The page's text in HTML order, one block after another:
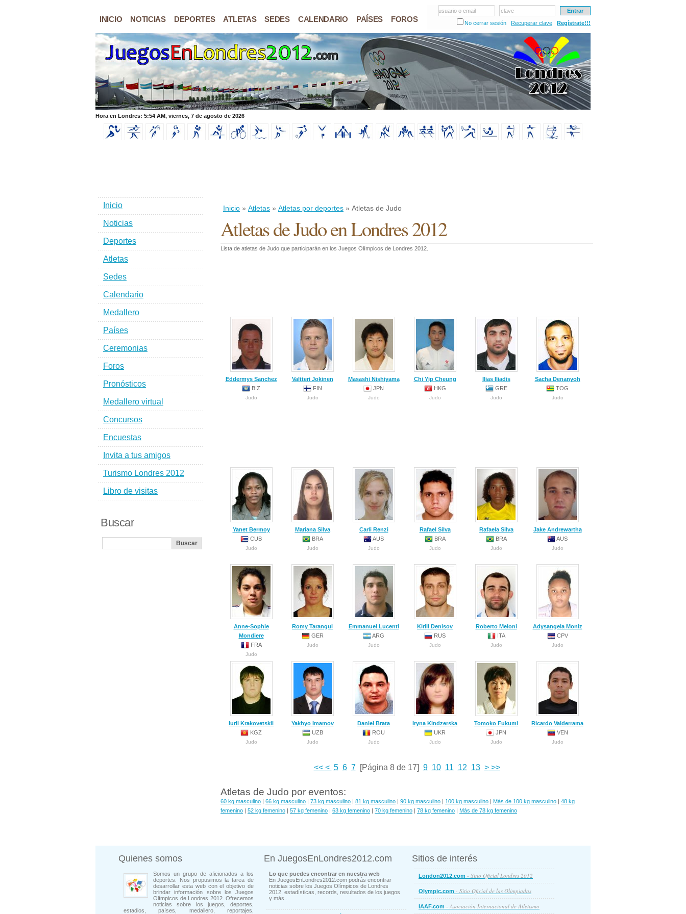
INICIO NOTICIAS DEPORTES ATLETAS SEDES CALENDARIO PAÍSES FOROS
usuario o email
clave
No cerrar sesión
Recuperar clave Regístrate!!!
Hora en Londres: 5:54 AM, viernes, 7 de agosto de 2026
Inicio » Atletas » Atletas por deportes » Atletas de Judo
Atletas de Judo en Londres 2012
Lista de atletas de Judo que participarán en los Juegos Olímpicos de Londres 2012.
Eddermys Sanchez
BIZ
Judo
Valtteri Jokinen
FIN
Judo
Masashi Nishiyama
JPN
Judo
Chi Yip Cheung
HKG
Judo
Ilias Iliadis
GRE
Judo
Sacha Denanyoh
TOG
Judo
Yanet Bermoy
CUB
Judo
Mariana Silva
BRA
Judo
Carli Renzi
AUS
Judo
Rafael Silva
BRA
Judo
Rafaela Silva
BRA
Judo
Jake Andrewartha
AUS
Judo
Anne-Sophie
Mondiere
FRA
Judo
Romy Tarangul
GER
Judo
Emmanuel Lucenti
ARG
Judo
Kirill Denisov
RUS
Judo
Roberto Meloni
ITA
Judo
Adysangela Moniz
CPV
Judo
Iurii Krakovetskii
KGZ
Judo
Yakhyo Imamov
UZB
Judo
Daniel Brata
ROU
Judo
Iryna Kindzerska
UKR
Judo
Tomoko Fukumi
JPN
Judo
Ricardo Valderrama
VEN
Judo
<< < 5 6 7 [Página 8 de 17] 9 10 11 12 13 >>>
Atletas de Judo por eventos:
60 kg masculino | 66 kg masculino | 73 kg masculino | 81 kg masculino | 90 kg masculino | 100 kg masculino | Más de 100 kg masculino | 48 kg
femenino | 52 kg femenino | 57 kg femenino | 63 kg femenino | 70 kg femenino | 78 kg femenino | Más de 78 kg femenino
Inicio
Noticias
Deportes
Atletas
Sedes
Calendario
Medallero
Países
Ceremonias
Foros
Pronósticos
Medallero virtual
Concursos
Encuestas
Invita a tus amigos
Turismo Londres 2012
Libro de visitas
Buscar
Quienes somos
Somos un grupo de aficionados a los
deportes. Nos propusimos la tarea de
desarrollar esta web con el objetivo de
brindar información sobre los Juegos
Olímpicos de Londres 2012. Ofrecemos
noticias sobre los juegos, deportes,
estadios, países, medallero, reportajes,
En JuegosEnLondres2012.com
Lo que puedes encontrar en nuestra web
En JuegosEnLondres2012.com podrás encontrar
noticias sobre los Juegos Olímpicos de Londres
2012, estadísticas, records, resultados de los juegos
y más...
Sitios de interés
London2012.com - Sitio Oficial Londres 2012
Olympic.com - Sitio Oficial de las Olimpiadas
IAAF.com - Asociación Internacional de Atletismo